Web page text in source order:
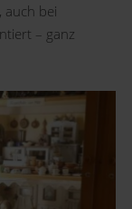
auch bei
– ganz